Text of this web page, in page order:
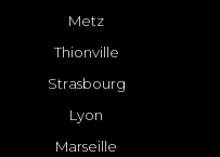
Metz
Thionville
Strasbourg
Lyon
Marseille